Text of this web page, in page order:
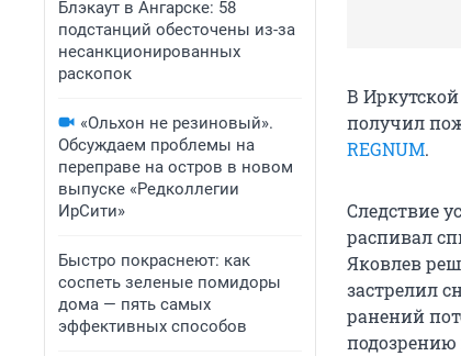
Блэкаут в Ангарске: 58
подстанций обесточены из-за
несанкционированных
раскопок
«Ольхон не резиновый».
Обсуждаем проблемы на
переправе на остров в новом
выпуске «Редколлегии
ИрСити»
Быстро покраснеют: как
соспеть зеленые помидоры
дома — пять самых
эффективных способов
В
получил
REGNUM.
Следствие
распивал
Яковлев
застрелил
ранений